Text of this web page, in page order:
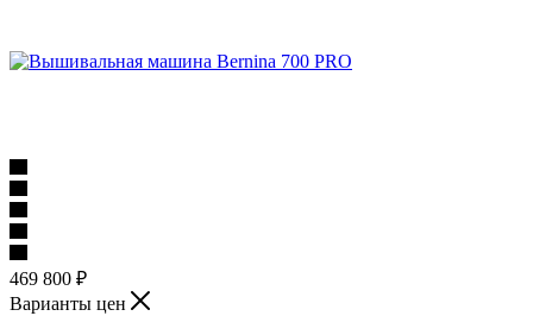
469 800 ₽
Варианты цен